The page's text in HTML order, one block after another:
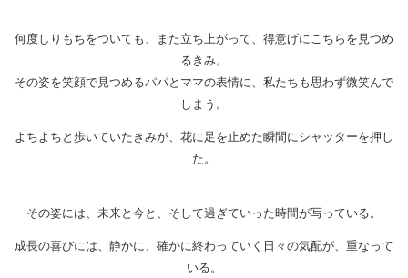
何度しりもちをついても、また立ち上がって、得意げにこちらを見つめ
るきみ。
その姿を笑顔で見つめるパパとママの表情に、私たちも思わず微笑んで
しまう。
よちよちと歩いていたきみが、花に足を止めた瞬間にシャッターを押し
た。
その姿には、未来と今と、そして過ぎていった時間が写っている。
成長の喜びには、静かに、確かに終わっていく日々の気配が、重なって
いる。